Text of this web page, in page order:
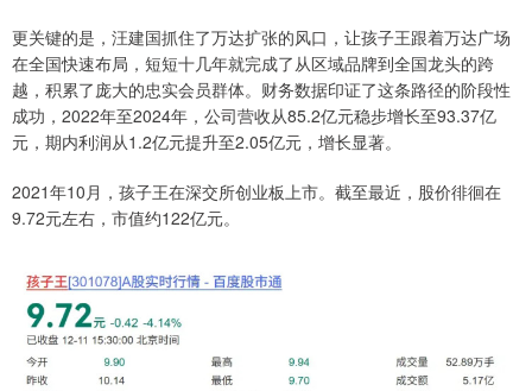
更关键的是，汪建国抓住了万达扩张的风口，让孩子王跟着万达广场
在全国快速布局，短短十几年就完成了从区域品牌到全国龙头的跨
越，积累了庞大的忠实会员群体。财务数据印证了这条路径的阶段性
成功，2022年至2024年，公司营收从85.2亿元稳步增长至93.37亿
元，期内利润从1.2亿元提升至2.05亿元，增长显著。
2021年10月，孩子王在深交所创业板上市。截至最近，股价徘徊在
9.72元左右，市值约122亿元。